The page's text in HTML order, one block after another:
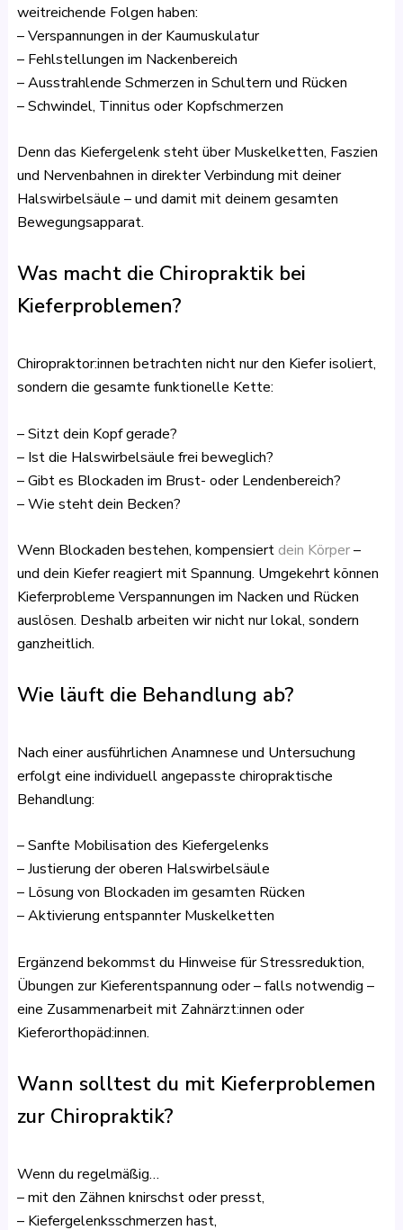
weitreichende Folgen haben:
– Verspannungen in der Kaumuskulatur
– Fehlstellungen im Nackenbereich
– Ausstrahlende Schmerzen in Schultern und Rücken
– Schwindel, Tinnitus oder Kopfschmerzen
Denn das Kiefergelenk steht über Muskelketten, Faszien
und Nervenbahnen in direkter Verbindung mit deiner
Halswirbelsäule – und damit mit deinem gesamten
Bewegungsapparat.
Was macht die Chiropraktik bei
Kieferproblemen?
Chiropraktor:innen betrachten nicht nur den Kiefer isoliert,
sondern die gesamte funktionelle Kette:
– Sitzt dein Kopf gerade?
– Ist die Halswirbelsäule frei beweglich?
– Gibt es Blockaden im Brust- oder Lendenbereich?
– Wie steht dein Becken?
Wenn Blockaden bestehen, kompensiertdein Körper–
und dein Kiefer reagiert mit Spannung. Umgekehrt können
Kieferprobleme Verspannungen im Nacken und Rücken
auslösen. Deshalb arbeiten wir nicht nur lokal, sondern
ganzheitlich.
Wie läuft die Behandlung ab?
Nach einer ausführlichen Anamnese und Untersuchung
erfolgt eine individuell angepasste chiropraktische
Behandlung:
– Sanfte Mobilisation des Kiefergelenks
– Justierung der oberen Halswirbelsäule
– Lösung von Blockaden im gesamten Rücken
– Aktivierung entspannter Muskelketten
Ergänzend bekommst du Hinweise für Stressreduktion,
Übungen zur Kieferentspannung oder – falls notwendig –
eine Zusammenarbeit mit Zahnärzt:innen oder
Kieferorthopäd:innen.
Wann solltest du mit Kieferproblemen
zur Chiropraktik?
Wenn du regelmäßig…
– mit den Zähnen knirschst oder presst,
– Kiefergelenksschmerzen hast,